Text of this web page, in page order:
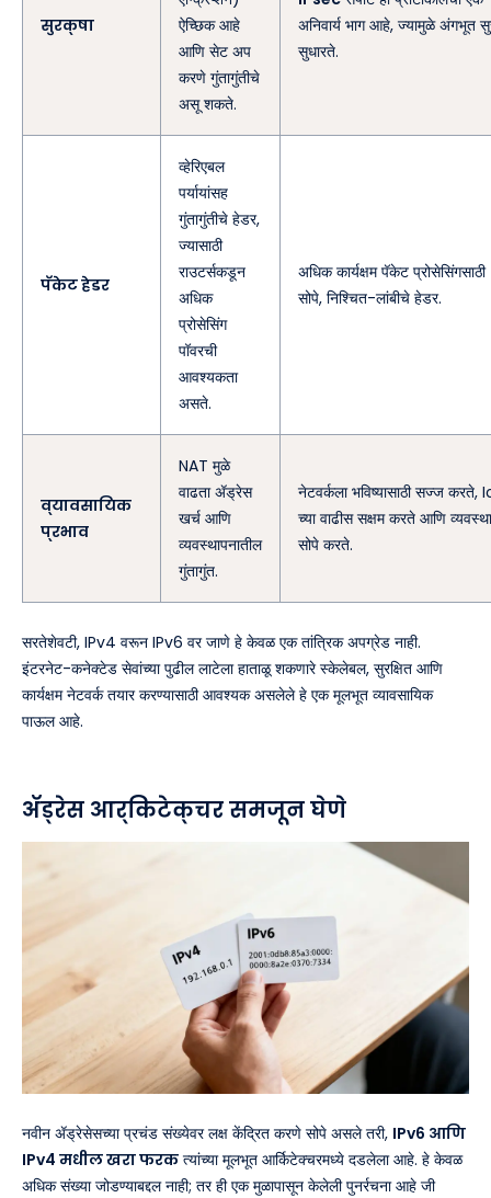
सुरक्षा
ऐच्छिक आहे
आणि सेट अप
करणे गुंतागुंतीचे
असू शकते.
अनिवार्य भाग आहे, ज्यामुळे अंगभूत
सुधारते.
पॅकेट हेडर
व्हेरिएबल
पर्यायांसह
गुंतागुंतीचे हेडर,
ज्यासाठी
राउटर्सकडून
अधिक
प्रोसेसिंग
पॉवरची
आवश्यकता
असते.
अधिक कार्यक्षम पॅकेट प्रोसेसिंगसाठी
सोपे, निश्चित-लांबीचे हेडर.
व्यावसायिक
प्रभाव
NAT मुळे
वाढता ॲड्रेस
खर्च आणि
व्यवस्थापनातील
गुंतागुंत.
नेटवर्कला भविष्यासाठी सज्ज करते,
च्या वाढीस सक्षम करते आणि
सोपे करते.
सरतेशेवटी, IPv4 वरून IPv6 वर जाणे हे केवळ एक तांत्रिक अपग्रेड नाही.
इंटरनेट-कनेक्टेड सेवांच्या पुढील लाटेला हाताळू शकणारे स्केलेबल, सुरक्षित आणि
कार्यक्षम नेटवर्क तयार करण्यासाठी आवश्यक असलेले हे एक मूलभूत व्यावसायिक
पाऊल आहे.
ॲड्रेस आर्किटेक्चर समजून घेणे
नवीन ॲड्रेसेसच्या प्रचंड संख्येवर लक्ष केंद्रित करणे सोपे असले तरी, IPv6 आणि
IPv4 मधील खरा फरक त्यांच्या मूलभूत आर्किटेक्चरमध्ये दडलेला आहे. हे केवळ
अधिक संख्या जोडण्याबद्दल नाही; तर ही एक मुळापासून केलेली पुनर्रचना आहे जी